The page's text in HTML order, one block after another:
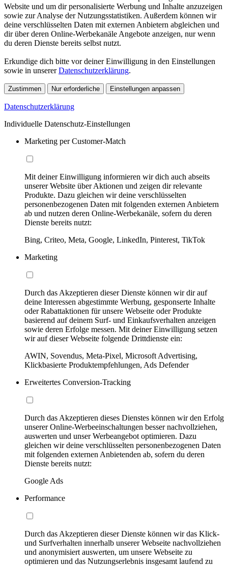
Website und um dir personalisierte Werbung und Inhalte anzuzeigen
sowie zur Analyse der Nutzungsstatistiken. Außerdem können wir
deine verschlüsselten Daten mit externen Anbietern abgleichen und
dir über deren Online-Werbekanäle Angebote anzeigen, nur wenn
du deren Dienste bereits selbst nutzt.
Erkundige dich bitte vor deiner Einwilligung in den Einstellungen
sowie in unsererDatenschutzerklärung.
Zustimmen Nur erforderliche Einstellungen anpassen
Datenschutzerklärung
Individuelle Datenschutz-Einstellungen
Marketing per Customer-Match
Mit deiner Einwilligung informieren wir dich auch abseits
unserer Website über Aktionen und zeigen dir relevante
Produkte. Dazu gleichen wir deine verschlüsselten
personenbezogenen Daten mit folgenden externen Anbietern
ab und nutzen deren Online-Werbekanäle, sofern du deren
Dienste bereits nutzt:
Bing, Criteo, Meta, Google, LinkedIn, Pinterest, TikTok
Marketing
Durch das Akzeptieren dieser Dienste können wir dir auf
deine Interessen abgestimmte Werbung, gesponserte Inhalte
oder Rabattaktionen für unsere Webseite oder Produkte
basierend auf deinem Surf- und Einkaufsverhalten anzeigen
sowie deren Erfolge messen. Mit deiner Einwilligung setzen
wir auf dieser Webseite folgende Drittdienste ein:
AWIN, Sovendus, Meta-Pixel, Microsoft Advertising,
Klickbasierte Produktempfehlungen, Ads Defender
Erweitertes Conversion-Tracking
Durch das Akzeptieren dieses Dienstes können wir den Erfolg
unserer Online-Werbeeinschaltungen besser nachvollziehen,
auswerten und unser Werbeangebot optimieren. Dazu
gleichen wir deine verschlüsselten personenbezogenen Daten
mit folgenden externen Anbietenden ab, sofern du deren
Dienste bereits nutzt:
Google Ads
Performance
Durch das Akzeptieren dieser Dienste können wir das Klick-
und Surfverhalten innerhalb unserer Webseite nachvollziehen
und anonymisiert auswerten, um unsere Webseite zu
optimieren und das Nutzungserlebnis insgesamt laufend zu